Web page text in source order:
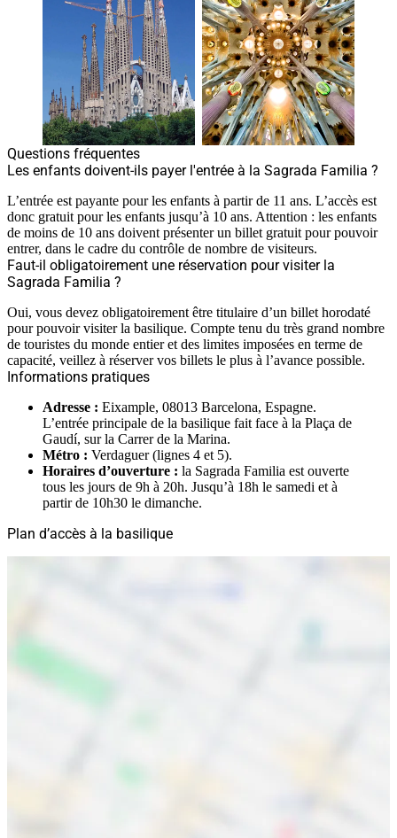
Questions fréquentes
Les enfants doivent-ils payer l'entrée à la Sagrada Familia ?
L’entrée est payante pour les enfants à partir de 11 ans. L’accès est
donc gratuit pour les enfants jusqu’à 10 ans. Attention : les enfants
de moins de 10 ans doivent présenter un billet gratuit pour pouvoir
entrer, dans le cadre du contrôle de nombre de visiteurs.
Faut-il obligatoirement une réservation pour visiter la
Sagrada Familia ?
Oui, vous devez obligatoirement être titulaire d’un billet horodaté
pour pouvoir visiter la basilique. Compte tenu du très grand nombre
de touristes du monde entier et des limites imposées en terme de
capacité, veillez à réserver vos billets le plus à l’avance possible.
Informations pratiques
Adresse : Eixample, 08013 Barcelona, Espagne.
L’entrée principale de la basilique fait face à la Plaça de
Gaudí, sur la Carrer de la Marina.
Métro : Verdaguer (lignes 4 et 5).
Horaires d’ouverture : la Sagrada Familia est ouverte
tous les jours de 9h à 20h. Jusqu’à 18h le samedi et à
partir de 10h30 le dimanche.
Plan d’accès à la basilique